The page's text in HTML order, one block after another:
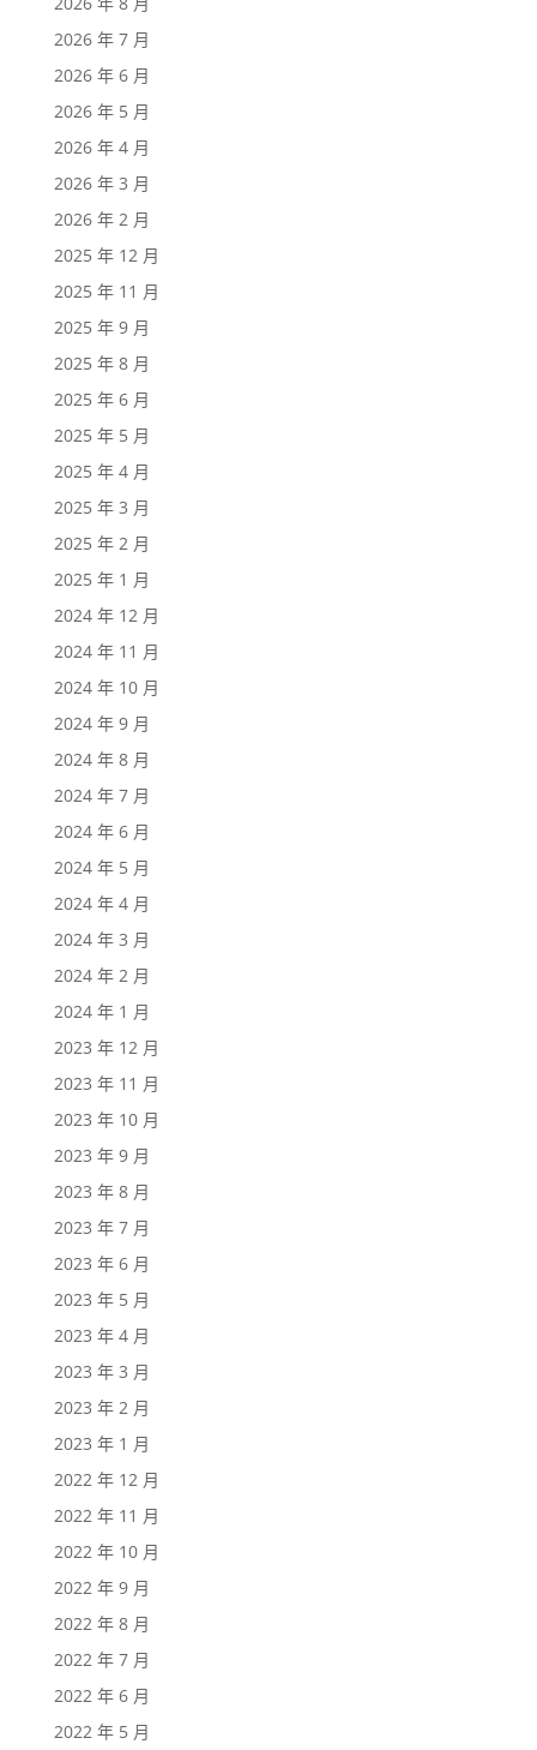
2026 年 7 月
2026 年 6 月
2026 年 5 月
2026 年 4 月
2026 年 3 月
2026 年 2 月
2025 年 12 月
2025 年 11 月
2025 年 9 月
2025 年 8 月
2025 年 6 月
2025 年 5 月
2025 年 4 月
2025 年 3 月
2025 年 2 月
2025 年 1 月
2024 年 12 月
2024 年 11 月
2024 年 10 月
2024 年 9 月
2024 年 8 月
2024 年 7 月
2024 年 6 月
2024 年 5 月
2024 年 4 月
2024 年 3 月
2024 年 2 月
2024 年 1 月
2023 年 12 月
2023 年 11 月
2023 年 10 月
2023 年 9 月
2023 年 8 月
2023 年 7 月
2023 年 6 月
2023 年 5 月
2023 年 4 月
2023 年 3 月
2023 年 2 月
2023 年 1 月
2022 年 12 月
2022 年 11 月
2022 年 10 月
2022 年 9 月
2022 年 8 月
2022 年 7 月
2022 年 6 月
2022 年 5 月